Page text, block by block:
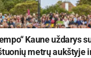
Kaune uždarys
metrų aukštyje